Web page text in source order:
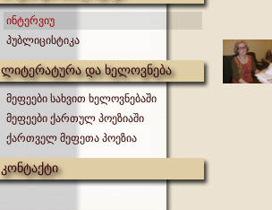
ინტერვიუ
პუბლიცისტიკა
ლიტერატურა და ხელოვნება
მეფეები სახვით ხელოვნებაში
მეფეები ქართულ პოეზიაში
ქართველ მეფეთა პოეზია
კონტაქტი